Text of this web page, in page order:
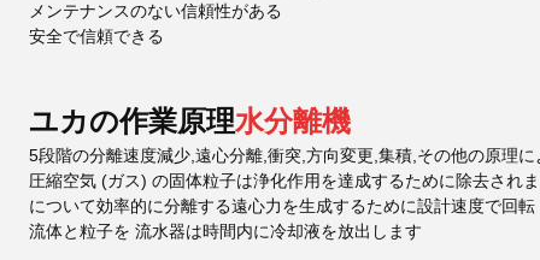
メンテナンスのない信頼性がある
安全で信頼できる
ユカの作業原理水分離機
5段階の分離速度減少,遠心分離,衝突,方向変更,集積,その他の原理
圧縮空気 (ガス) の固体粒子は浄化作用を達成するために除去され
について効率的に分離する遠心力を生成するために設計速度で回転
流体と粒子を 流水器は時間内に冷却液を放出します